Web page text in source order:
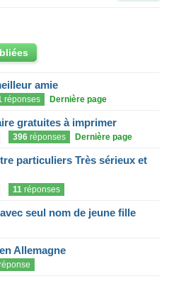
amie
réponses Dernière page
gratuites à imprimer
396 réponses Dernière page
particuliers Très sérieux et
11 réponses
seul nom de jeune fille
Allemagne